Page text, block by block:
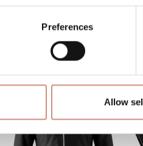
Preferences
Allow